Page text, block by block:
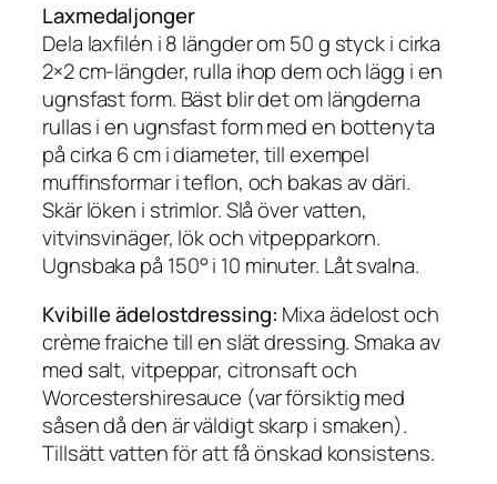
Laxmedaljonger
Dela laxfilén i 8 längder om 50 g styck i cirka
2×2 cm-längder, rulla ihop dem och lägg i en
ugnsfast form. Bäst blir det om längderna
rullas i en ugnsfast form med en bottenyta
på cirka 6 cm i diameter, till exempel
muffinsformar i teflon, och bakas av däri.
Skär löken i strimlor. Slå över vatten,
vitvinsvinäger, lök och vitpepparkorn.
Ugnsbaka på 150° i 10 minuter. Låt svalna.
Kvibille ädelostdressing: Mixa ädelost och
crème fraiche till en slät dressing. Smaka av
med salt, vitpeppar, citronsaft och
Worcestershiresauce (var försiktig med
såsen då den är väldigt skarp i smaken).
Tillsätt vatten för att få önskad konsistens.